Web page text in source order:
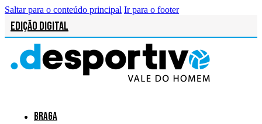
Saltar para o conteúdo principal Ir para o footer
Edição Digital
Braga